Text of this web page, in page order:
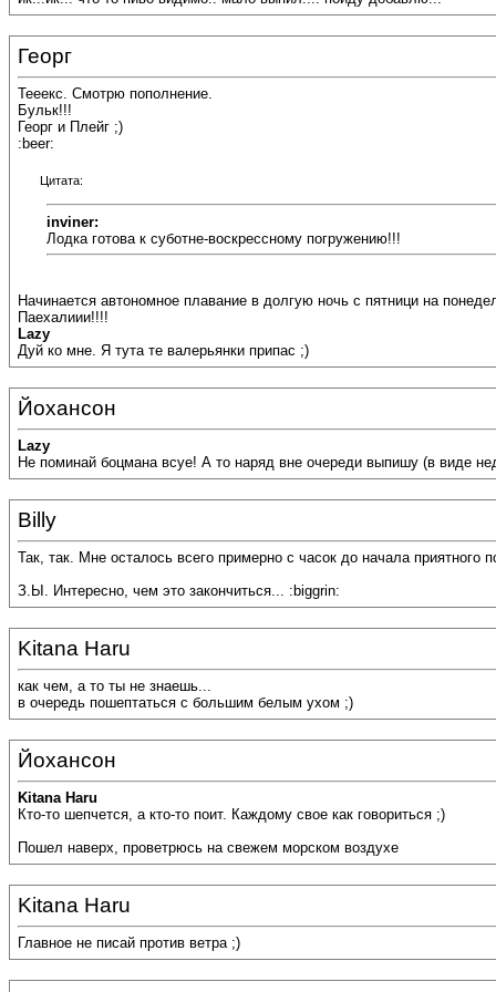
Георг
Тееекс. Смотрю пополнение.
Бульк!!!
Георг и Плейг ;)
:beer:
Цитата:
inviner:
Лодка готова к суботне-воскрессному погружению!!!
Начинается автономное плавание в долгую ночь с пятници на
Паехалиии!!!!
Lazy
Дуй ко мне. Я тута те валерьянки припас ;)
Йохансон
Lazy
Не поминай боцмана всуе! А то наряд вне очереди выпишу (в виде
Billy
Так, так. Мне осталось всего примерно с часок до начала приятного
З.Ы. Интересно, чем это закончиться... :biggrin:
Kitana Haru
как чем, а то ты не знаешь...
в очередь пошептаться с большим белым ухом ;)
Йохансон
Kitana Haru
Кто-то шепчется, а кто-то поит. Каждому свое как говориться ;)
Пошел наверх, проветрюсь на свежем морском воздухе
Kitana Haru
Главное не писай против ветра ;)